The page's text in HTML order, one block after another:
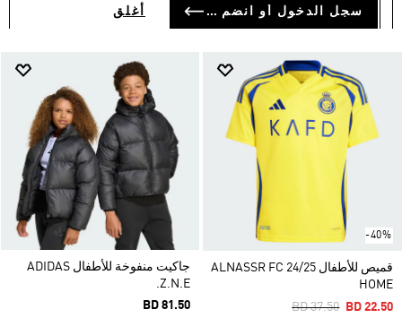
سجل الدخول أو انضم الآن أغلق
-40%
قميص للأطفال ALNASSR FC 24/25
HOME
Price Reduced
BD 37.50ToBD 22.50
جاكيت منفوخة للأطفال ADIDAS
Z.N.E.
BD 81.50